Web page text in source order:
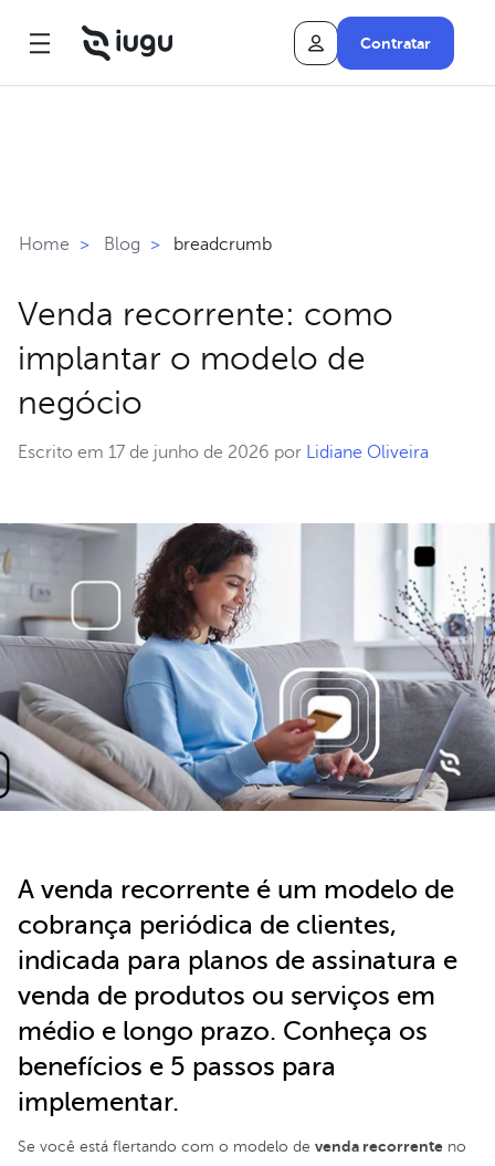
Contratar
Home > Blog > breadcrumb
Venda recorrente: como
implantar o modelo de
negócio
Escrito em 17 de junho de 2026 por Lidiane Oliveira
A venda recorrente é um modelo de
cobrança periódica de clientes,
indicada para planos de assinatura e
venda de produtos ou serviços em
médio e longo prazo. Conheça os
benefícios e 5 passos para
implementar.
Se você está flertando com o modelo de venda recorrente no